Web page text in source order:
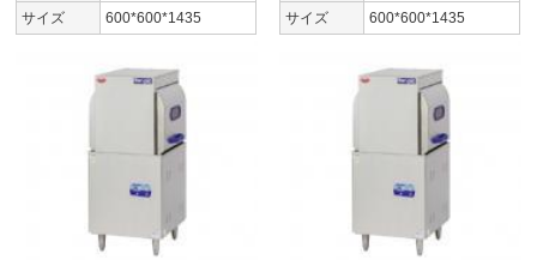
サイズ
600*600*1435
サイズ
600*600*1435